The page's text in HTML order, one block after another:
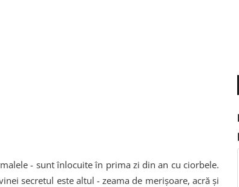
- sunt înlocuite în prima zi din an cu ciorbele.
secretul este altul - zeama de merişoare, acră şi